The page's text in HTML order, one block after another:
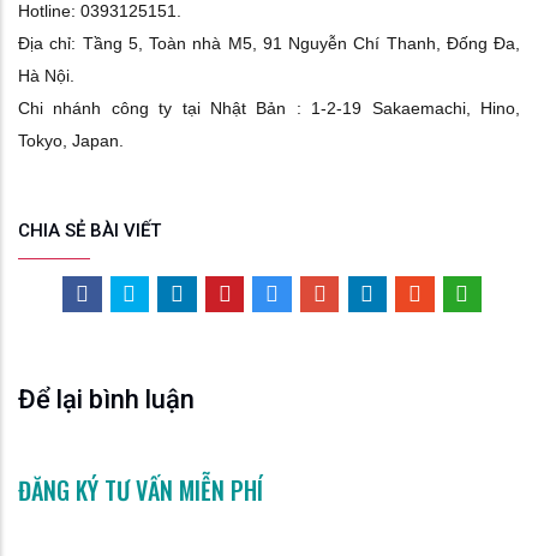
Hotline: 0393125151.
Địa chỉ: Tầng 5, Toàn nhà M5, 91 Nguyễn Chí Thanh, Đống Đa,
Hà Nội.
Chi nhánh công ty tại Nhật Bản : 1-2-19 Sakaemachi, Hino,
Tokyo, Japan.
CHIA SẺ BÀI VIẾT
Để lại bình luận
ĐĂNG KÝ TƯ VẤN MIỄN PHÍ